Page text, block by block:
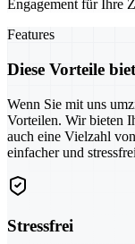
Engagement für Ihre
Features
Diese Vorteile
Wenn Sie mit uns
Vorteilen. Wir bieten
auch eine Vielzahl
einfacher und
Stressfrei